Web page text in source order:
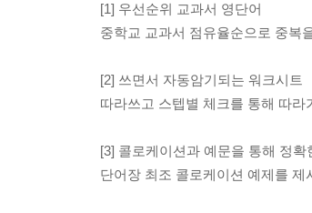
[1] 우선순위 교과서 영단어
중학교 교과서 점유율순으로 중복
[2] 쓰면서 자동암기되는 워크시트
따라쓰고 스텝별 체크를 통해 따라
[3] 콜로케이션과 예문을 통해 정확
단어장 최조 콜로케이션 예제를